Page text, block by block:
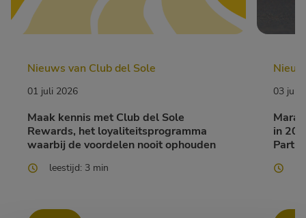
Nieuws van Club del Sole
01 juli 2026
Maak kennis met Club del Sole
Rewards, het loyaliteitsprogramma
waarbij de voordelen nooit ophouden
leestijd: 3 min
03 juni
in